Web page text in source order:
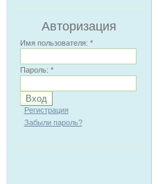
Авторизация
Имя пользователя: *
Пароль: *
Регистрация
Забыли пароль?